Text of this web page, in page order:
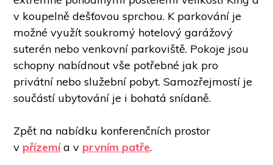
v koupelně dešťovou sprchou. K parkování je
možné využít soukromý hotelový garážový
suterén nebo venkovní parkoviště. Pokoje jsou
schopny nabídnout vše potřebné jak pro
privátní nebo služební pobyt. Samozřejmostí je
součástí ubytování je i bohatá snídaně.
Zpět na nabídku konferenčních prostor
v přízemí a v prvním patře.